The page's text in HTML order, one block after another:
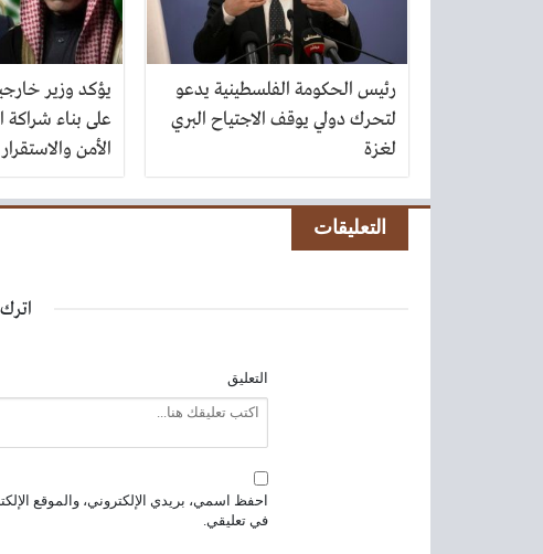
رئيس الحكومة الفلسطينية يدعو
لتحرك دولي يوقف الاجتياح البري
لغزة
يؤكد وزير
على بناء شراكة
الأمن والاستقرار
التعليقات
التعليق
احفظ اسمي، بريدي الإلكتروني، والموقع
في تعليقي.